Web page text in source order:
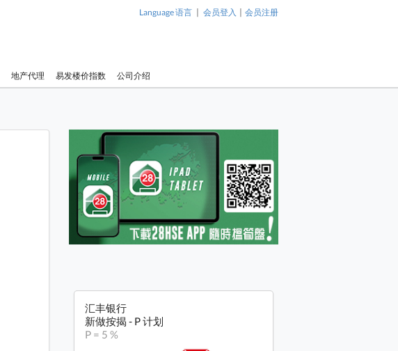
Language 语言 | 会员登入 | 会员注册
地产代理 易发楼价指数 公司介绍
汇丰银行
新做按揭 - P 计划
P = 5 %